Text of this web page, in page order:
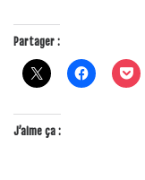
Partager :
J’aime ça :